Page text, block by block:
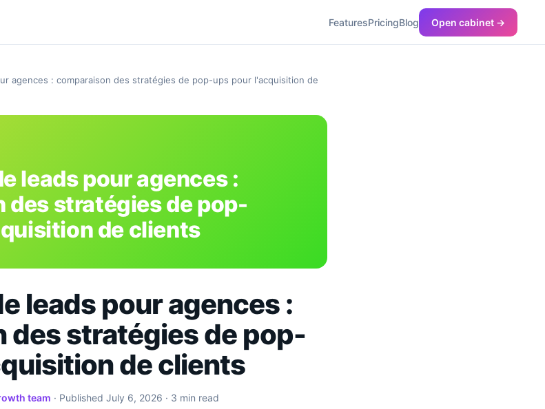
FeaturesPricingBlog Open cabinet →
agences : comparaison des stratégies de pop-ups pour l'acquisition de
leads pour agences :
des stratégies de pop-
de clients
leads pour agences :
des stratégies de pop-
de clients
team · Published July 6, 2026 · 3 min read